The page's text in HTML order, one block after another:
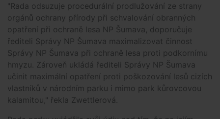
"Rada odsuzuje procedurální prodlužování ze strany
orgánů ochrany přírody při schvalování obranných
opatření při ochraně lesa NP Šumava, doporučuje
řediteli Správy NP Šumava maximalizovat činnost
Správy NP Šumava při ochraně lesa proti podkornímu
hmyzu. Zároveň ukládá řediteli Správy NP Šumava
učinit maximální opatření proti poškozování lesů cizích
vlastníků v národním parku i mimo park kůrovcovou
kalamitou," řekla Zwettlerová.